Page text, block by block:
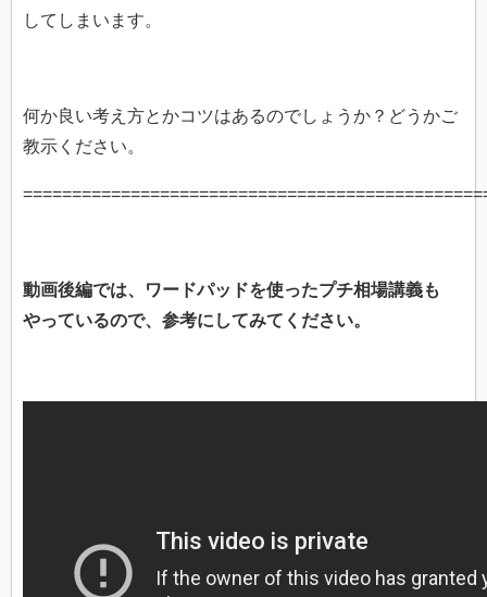
してしまいます。
何か良い考え方とかコツはあるのでしょうか？どうかご
教示ください。
動画後編では、ワードパッドを使ったプチ相場講義も
やっているので、参考にしてみてください。